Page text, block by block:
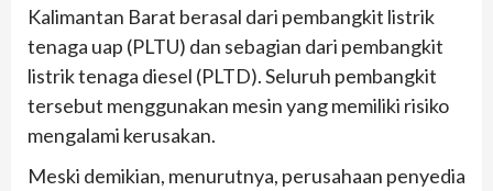
Kalimantan Barat berasal dari pembangkit listrik
tenaga uap (PLTU) dan sebagian dari pembangkit
listrik tenaga diesel (PLTD). Seluruh pembangkit
tersebut menggunakan mesin yang memiliki risiko
mengalami kerusakan.
Meski demikian, menurutnya, perusahaan penyedia